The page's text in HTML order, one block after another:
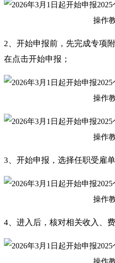
2、开始申报前，先完成专项
在点击开始申报；
3、开始申报，选择任职受雇单
4、进入后，核对相关收入、